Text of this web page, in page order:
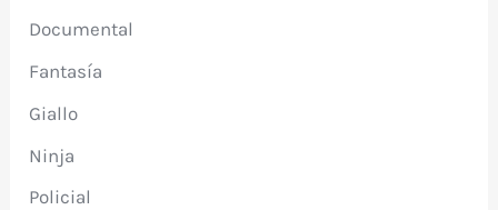
Documental
Fantasía
Giallo
Ninja
Policial